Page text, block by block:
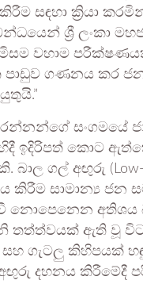
සඳහා ක්‍රියා
ශ්‍රී ලංකා
වහාම
පාඩුව ගණනය කර
සංගමයේ
ඉදිරිපත් කොට
බාල ගල් අඟුරු (Low-
සාමාන්‍ය ජන
නොපෙනෙන අතිශය
තත්ත්වයක් ඇති වූ
ගැටලු කිහිපයක්
දහනය කිරීමේදී